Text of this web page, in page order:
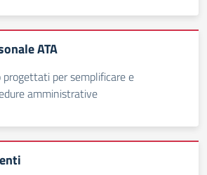
ATA
per semplificare e
amministrative